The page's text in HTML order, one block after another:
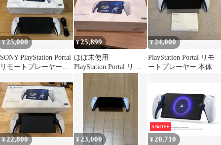
¥25,000
SONY PlayStation Portal
リモートプレーヤー
¥25,899
ほぼ未使用
PlayStation Portal リモ
ートプレーヤー 本体
¥24,000
PlayStation Portal リモ
ートプレーヤー 本体
¥22,800 ¥23,000
5%OFF
¥20,710